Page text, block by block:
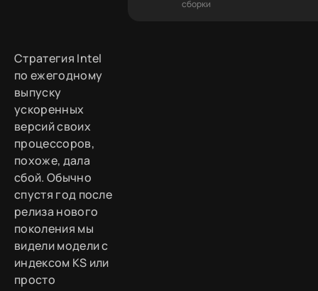
сборки
Стратегия Intel
по ежегодному
выпуску
ускоренных
версий своих
процессоров,
похоже, дала
сбой. Обычно
спустя год после
релиза нового
поколения мы
видели модели с
индексом KS или
просто